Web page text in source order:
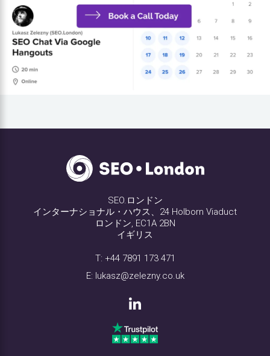
SEO.ロンドン
インターナショナル・ハウス、24 Holborn Viaduct
ロンドン, EC1A 2BN
イギリス
T: +44 7891 173 471
E: lukasz@zelezny.co.uk